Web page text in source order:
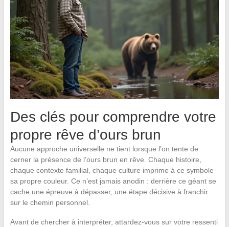
Des clés pour comprendre votre
propre rêve d’ours brun
Aucune approche universelle ne tient lorsque l’on tente de
cerner la présence de l’ours brun en rêve. Chaque histoire,
chaque contexte familial, chaque culture imprime à ce symbole
sa propre couleur. Ce n’est jamais anodin : derrière ce géant se
cache une épreuve à dépasser, une étape décisive à franchir
sur le chemin personnel.
Avant de chercher à interpréter, attardez-vous sur votre ressenti